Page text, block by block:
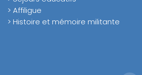
> Affiligue
> Histoire et mémoire militante